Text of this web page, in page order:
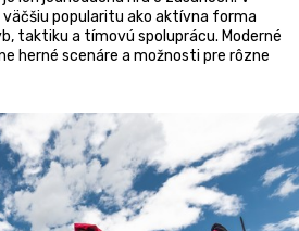
popularitu ako aktívna forma
taktiku a tímovú spoluprácu. Moderné
herné scenáre a možnosti pre rôzne